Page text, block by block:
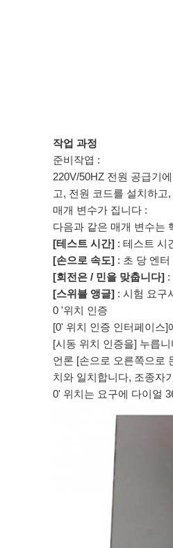
작업 과정
준비작엽 :
220V/50HZ 전원 공급기
고, 전원 코드를 설치하
매개 변수가 집니다 :
다음과 같은 매개 변수는
[테스트 시간] : 테스트 시
[손으로 속도] : 초 당 엔
[회전은 / 민을 맞춥니다] :
[스위블 앵글] : 시험 요구
0 '위치 인증
[0' 위치 인증 인터페이스
[시동 위치 인증을] 누릅
언론 [손으로 오른쪽으로
치와 일치합니다, 조종자
0' 위치는 요구에 다이얼